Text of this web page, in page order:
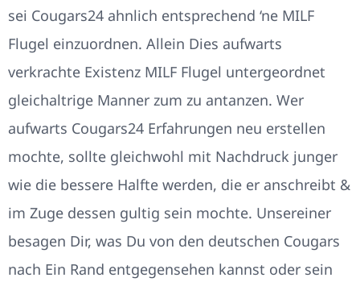
sei Cougars24 ahnlich entsprechend ‘ne MILF
Flugel einzuordnen. Allein Dies aufwarts
verkrachte Existenz MILF Flugel untergeordnet
gleichaltrige Manner zum zu antanzen. Wer
aufwarts Cougars24 Erfahrungen neu erstellen
mochte, sollte gleichwohl mit Nachdruck junger
wie die bessere Halfte werden, die er anschreibt &
im Zuge dessen gultig sein mochte. Unsereiner
besagen Dir, was Du von den deutschen Cougars
nach Ein Rand entgegensehen kannst oder sein